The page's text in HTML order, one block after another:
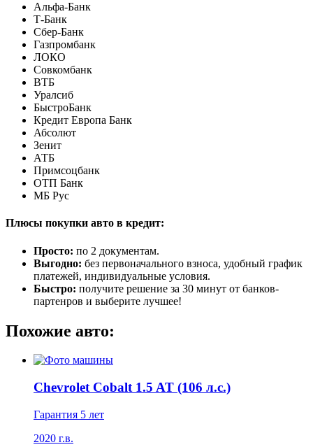
Альфа-Банк
Т-Банк
Сбер-Банк
Газпромбанк
ЛОКО
Совкомбанк
ВТБ
Уралсиб
БыстроБанк
Кредит Европа Банк
Абсолют
Зенит
АТБ
Примсоцбанк
ОТП Банк
МБ Рус
Плюсы покупки авто в кредит:
Просто: по 2 документам.
Выгодно: без первоначального взноса, удобный график
платежей, индивидуальные условия.
Быстро: получите решение за 30 минут от банков-
партенров и выберите лучшее!
Похожие авто:
Chevrolet Cobalt 1.5 AT (106 л.с.)
Гарантия 5 лет
2020 г.в.